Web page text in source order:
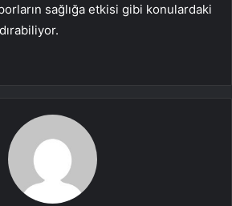
sağlığa etkisi gibi konulardaki